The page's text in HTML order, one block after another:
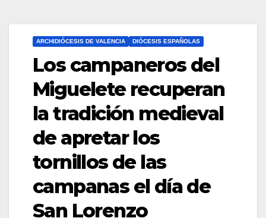
ARCHIDIÓCESIS DE VALENCIA DIÓCESIS ESPAÑOLAS
Los campaneros del
Miguelete recuperan
la tradición medieval
de apretar los
tornillos de las
campanas el día de
San Lorenzo